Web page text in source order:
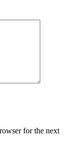
for the next